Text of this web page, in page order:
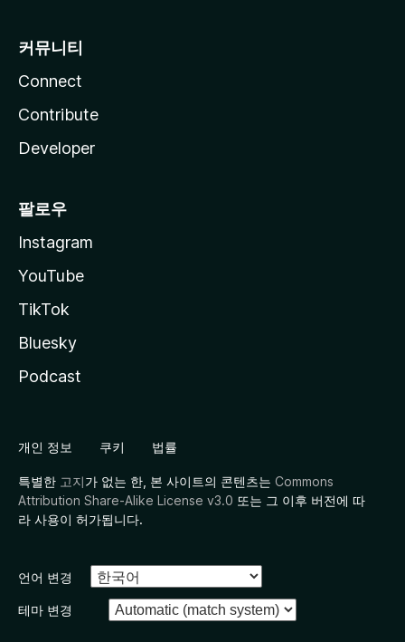
커뮤니티
Connect
Contribute
Developer
팔로우
Instagram
YouTube
TikTok
Bluesky
Podcast
개인 정보 쿠키 법률
특별한 고지가 없는 한, 본 사이트의 콘텐츠는 Commons
Attribution Share-Alike License v3.0 또는 그 이후 버전에 따
라 사용이 허가됩니다.
언어 변경
테마 변경